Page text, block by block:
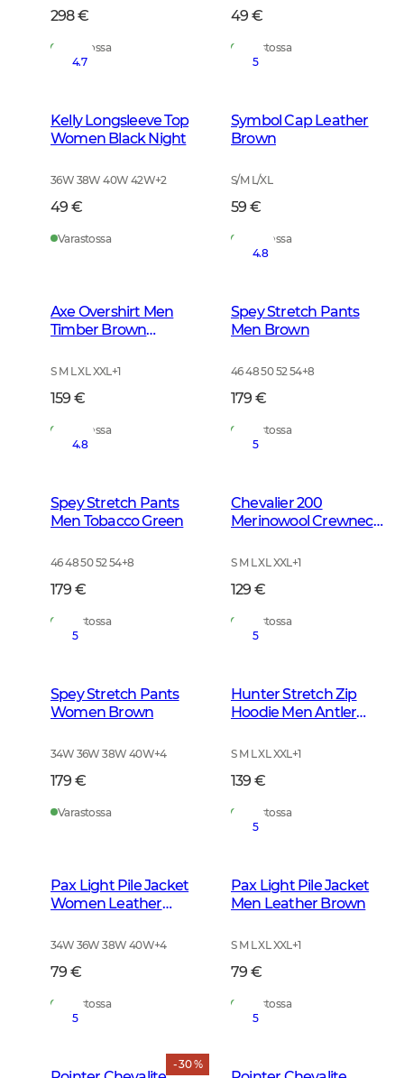
298 €
Varastossa
49 €
Varastossa
4.7
Kelly Longsleeve Top
Women Black Night
36W 38W 40W 42W+2
49 €
Varastossa
5
Symbol Cap Leather
Brown
S/M L/XL
59 €
Varastossa
Axe Overshirt Men
Timber Brown
S M L XL XXL+1
159 €
Varastossa
4.8
Spey Stretch Pants
Men Brown
46 48 50 52 54+8
179 €
Varastossa
4.8
Spey Stretch Pants
Men Tobacco Green
46 48 50 52 54+8
179 €
Varastossa
5
Chevalier 200
Merinowool Crewneck
S M L XL XXL+1
129 €
Varastossa
5
Spey Stretch Pants
Women Brown
34W 36W 38W 40W+4
179 €
Varastossa
5
Hunter Stretch Zip
Hoodie Men Antler
S M L XL XXL+1
139 €
Varastossa
Pax Light Pile Jacket
Women Leather
34W 36W 38W 40W+4
79 €
Varastossa
5
Pax Light Pile Jacket
Men Leather Brown
S M L XL XXL+1
79 €
Varastossa
- 30 %
5 5